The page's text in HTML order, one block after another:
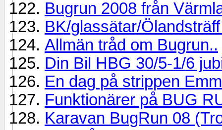
Bugrun 2008 från
BK/glassätar/
Allmän tråd om Bugrun..
Din Bil HBG 30/5-1/6
En dag på strippen
Funktionärer på BUG
Karavan BugRun 08